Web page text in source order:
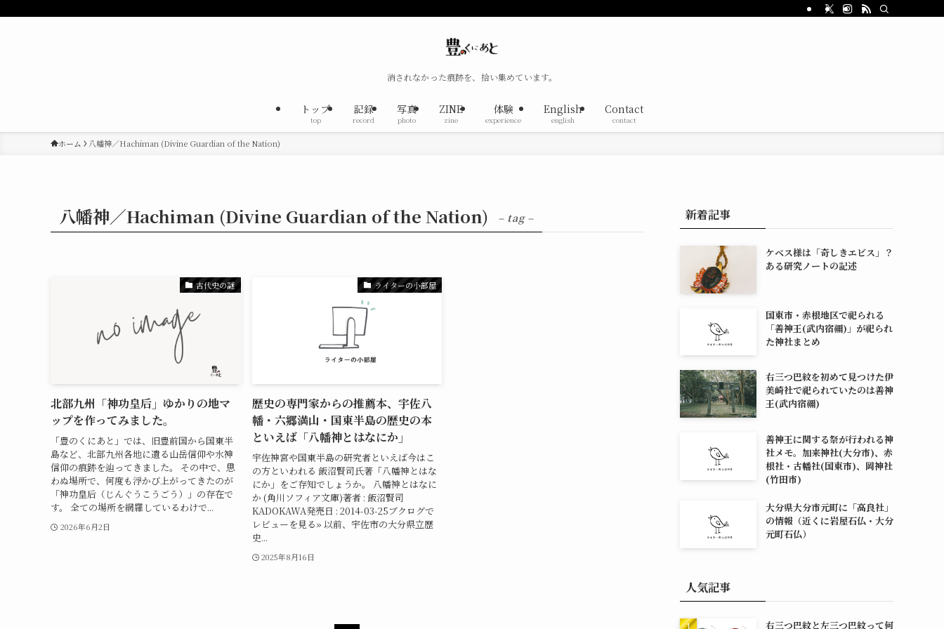
消されなかった痕跡を、拾い集めています。
トップ
top
記録
record
写真
photo
ZINE
zine
体験
experience
English
english
Contact
contact
ホーム 八幡神／Hachiman (Divine Guardian of the Nation)
八幡神／Hachiman (Divine Guardian of the Nation) – tag –
古代史の謎
北部九州「神功皇后」ゆかりの地マ
ップを作ってみました。
「豊のくにあと」では、旧豊前国から国東半
島など、北部九州各地に遺る山岳信仰や水神
信仰の痕跡を辿ってきました。 その中で、思
わぬ場所で、何度も浮かび上がってきたのが
「神功皇后（じんぐうこうごう）」の存在で
す。 全ての場所を網羅しているわけで...
2026年6月2日
ライターの小部屋
歴史の専門家からの推薦本、宇佐八
幡・六郷満山・国東半島の歴史の本
といえば「八幡神とはなにか」
宇佐神宮や国東半島の研究者といえば今はこ
の方といわれる 飯沼賢司氏著「八幡神とはな
にか」をご存知でしょうか。 八幡神とはなに
か (角川ソフィア文庫)著者 : 飯沼賢司
KADOKAWA発売日 : 2014-03-25ブクログで
レビューを見る» 以前、宇佐市の大分県立歴
史...
2025年8月16日
新着記事
ケベス様は「奇しきエビス」？
ある研究ノートの記述
国東市・赤根地区で祀られる
「善神王(武内宿禰)」が祀られ
た神社まとめ
右三つ巴紋を初めて見つけた伊
美崎社で祀られていたのは善神
王(武内宿禰)
善神王に関する祭が行われる神
社メモ。加来神社(大分市)、赤
根社・古幡社(国東市)、岡神社
(竹田市)
大分県大分市元町に「高良社」
の情報（近くに岩屋石仏・大分
元町石仏）
人気記事
右三つ巴紋と左三つ巴紋って何